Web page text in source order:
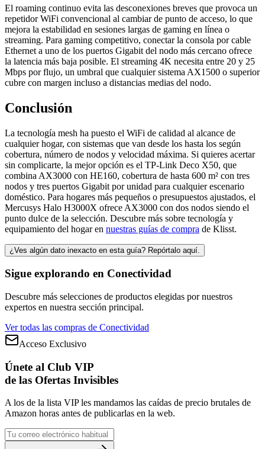
El roaming continuo evita las desconexiones breves que provoca un
repetidor WiFi convencional al cambiar de punto de acceso, lo que
mejora la estabilidad en sesiones largas de gaming en línea o
streaming. Para gaming competitivo, conectar la consola por cable
Ethernet a uno de los puertos Gigabit del nodo más cercano ofrece
la latencia más baja posible. El streaming 4K necesita entre 20 y 25
Mbps por flujo, un umbral que cualquier sistema AX1500 o superior
cubre con margen incluso a distancias medias del nodo.
Conclusión
La tecnología mesh ha puesto el WiFi de calidad al alcance de
cualquier hogar, con sistemas que van desde los hasta los según
cobertura, número de nodos y velocidad máxima. Si quieres acertar
sin complicarte, la mejor opción es el TP-Link Deco X50, que
combina AX3000 con HE160, cobertura de hasta 600 m² con tres
nodos y tres puertos Gigabit por unidad para cualquier escenario
doméstico. Para hogares más pequeños o presupuestos ajustados, el
Mercusys Halo H3000X ofrece AX3000 con dos nodos siendo el
punto dulce de la selección. Descubre más sobre tecnología y
equipamiento del hogar en nuestras guías de compra de Klisst.
¿Ves algún dato inexacto en esta guía? Repórtalo aquí.
Sigue explorando en Conectividad
Descubre más selecciones de productos elegidas por nuestros
expertos en nuestra sección principal.
Ver todas las compras de Conectividad
Acceso Exclusivo
Únete al Club VIP
de las Ofertas Invisibles
A los de la lista VIP les mandamos las caídas de precio brutales de
Amazon horas antes de publicarlas en la web.